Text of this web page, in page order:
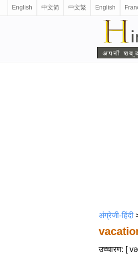
English 中文简 中文繁 English
अंग्रेजी-हिंदी
उच्चारण: [